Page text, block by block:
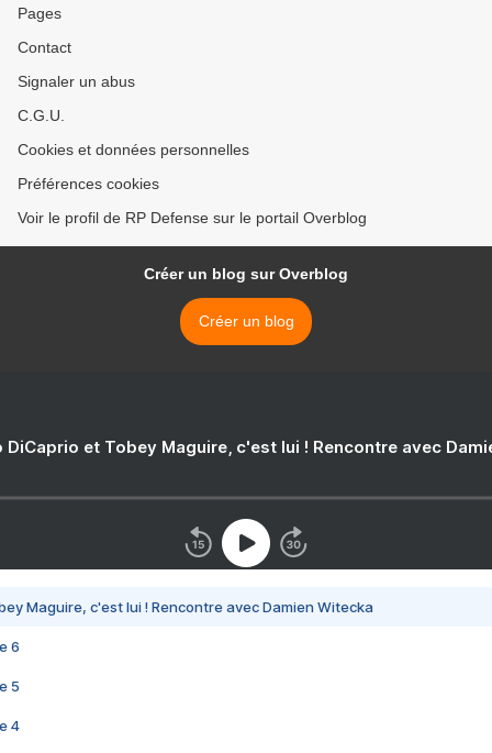
Pages
Contact
Signaler un abus
C.G.U.
Cookies et données personnelles
Préférences cookies
Voir le profil de RP Defense sur le portail Overblog
Créer un blog sur Overblog
Créer un blog
DiCaprio et Tobey Maguire, c'est lui ! Rencontre avec
Maguire, c'est lui ! Rencontre avec Damien Witecka
6
5
4